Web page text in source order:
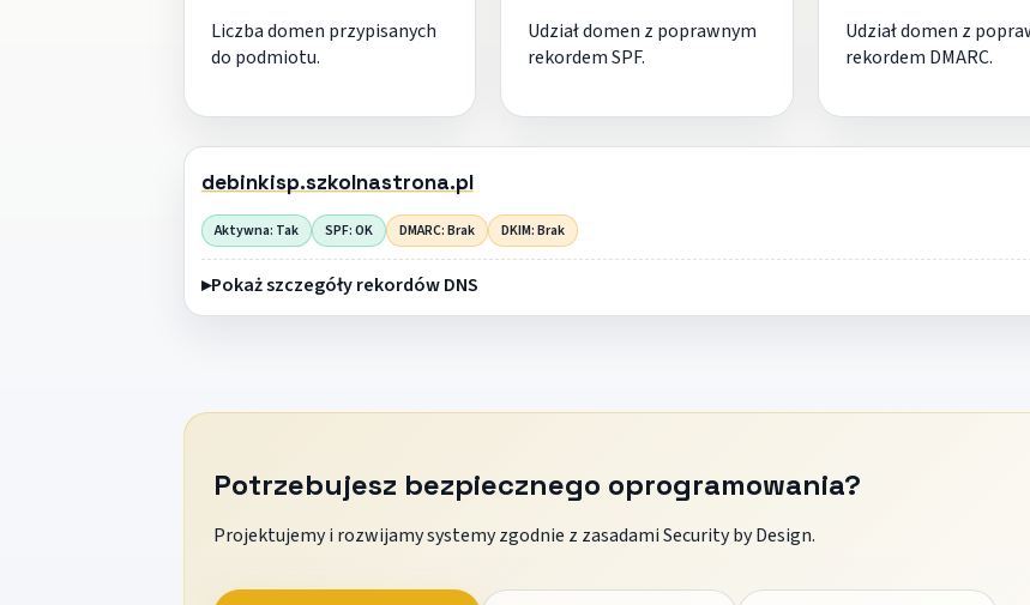
Liczba domen przypisanych
do podmiotu.
Udział domen z poprawnym
rekordem SPF.
Udział domen z
rekordem DMARC.
debinkisp.szkolnastrona.pl
Aktywna: Tak SPF: OK DMARC: Brak DKIM: Brak
Pokaż szczegóły rekordów DNS
Potrzebujesz bezpiecznego oprogramowania?
Projektujemy i rozwijamy systemy zgodnie z zasadami Security by Design.